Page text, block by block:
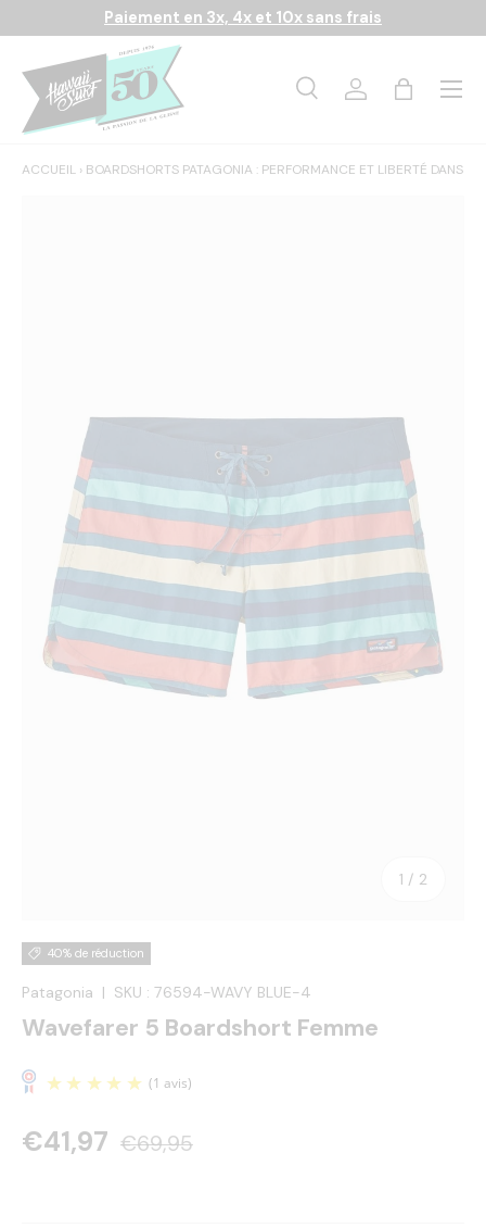
Aller au contenu
Paiement en 3x, 4x et 10x sans frais
Rechercher
RechercheSe connecter
Panier
Menu
ACCUEIL › BOARDSHORTS PATAGONIA : PERFORMANCE ET LIBERTÉ DANS
1 / de
2
40% de réduction
Patagonia | SKU : 76594-WAVY BLUE-4
Wavefarer 5 Boardshort Femme
€41,97 €69,95